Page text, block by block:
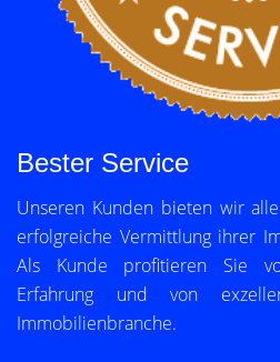
Bester Service
Unseren Kunden bieten wir
erfolgreiche Vermittlung ihrer
Als Kunde profitieren Sie
Erfahrung und von
Immobilienbranche.